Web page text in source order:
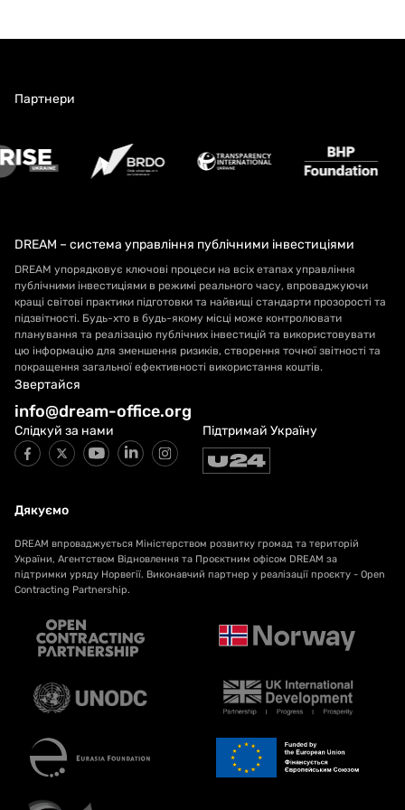
Партнери
DREAM – система управління публічними інвестиціями
DREAM упорядковує ключові процеси на всіх етапах управління
публічними інвестиціями в режимі реального часу, впроваджуючи
кращі світові практики підготовки та найвищі стандарти прозорості та
підзвітності. Будь-хто в будь-якому місці може контролювати
планування та реалізацію публічних інвестицій та використовувати
цю інформацію для зменшення ризиків, створення точної звітності та
покращення загальної ефективності використання коштів.
Звертайся
info@dream-office.org
Слідкуй за нами Підтримай Україну
Дякуємо
DREAM впроваджується Міністерством розвитку громад та територій
України, Агентством Відновлення та Проєктним офісом DREAM за
підтримки уряду Норвегії. Виконавчий партнер у реалізації проєкту - Open
Contracting Partnership.